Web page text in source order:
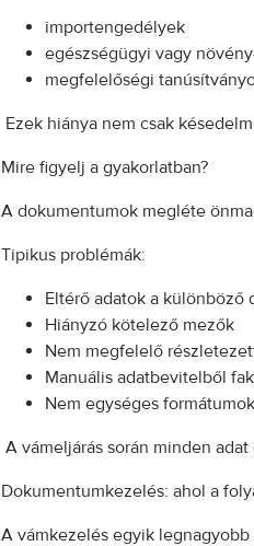
importengedélyek
egészségügyi vagy
megfelelőségi
Ezek hiánya nem csak
Mire figyelj a gyakorlatban?
A dokumentumok megléte
Tipikus problémák:
Eltérő adatok a különböző
Hiányzó kötelező mezők
Nem megfelelő
Manuális adatbevitelből
Nem egységes formátumok
A vámeljárás során minden
Dokumentumkezelés: ahol a
A vámkezelés egyik